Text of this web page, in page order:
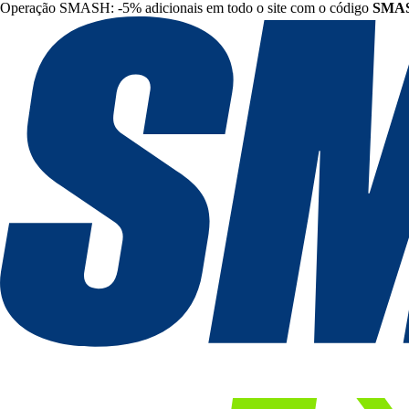
Operação SMASH: -5% adicionais em todo o site com o código